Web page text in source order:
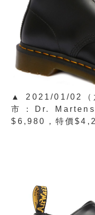
▲ 2021/01/02（
市：Dr.
$6,980，特價